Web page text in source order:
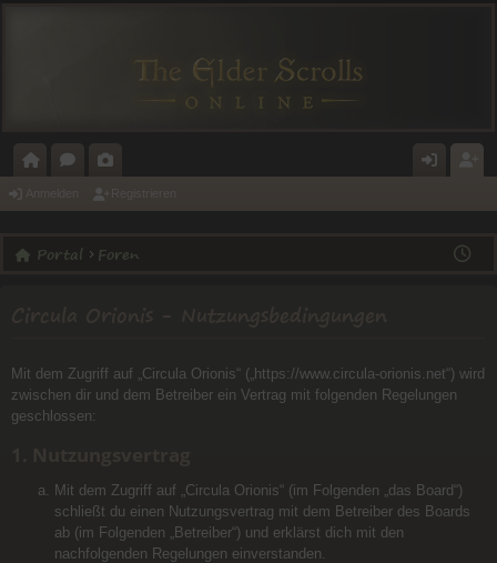
O
T
E
A
E
N
ST
Anmelden Registrieren
Portal Foren
Mit dem Zugriff auf „Circula Orionis“ („https://www.circula-orionis.net“) wird
zwischen dir und dem Betreiber ein Vertrag mit folgenden Regelungen
geschlossen:
Mit dem Zugriff auf „Circula Orionis“ (im Folgenden „das Board“)
schließt du einen Nutzungsvertrag mit dem Betreiber des Boards
ab (im Folgenden „Betreiber“) und erklärst dich mit den
nachfolgenden Regelungen einverstanden.